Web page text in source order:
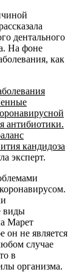
дентального
На фоне
как
антибиотики.
кандидоза
эксперт.
виды
Марет
он не является
случае
в
организма.